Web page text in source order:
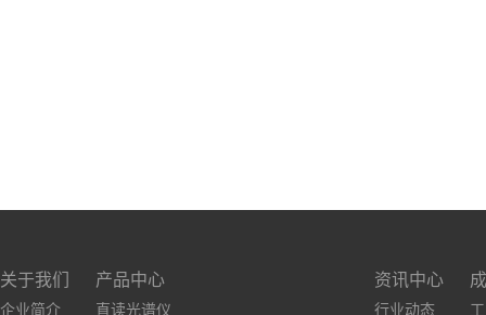
关于我们
企业简介
产品中心
直读光谱仪
资讯中心
行业动态